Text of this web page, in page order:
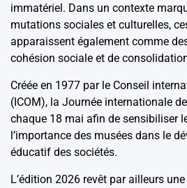
immatériel. Dans un contexte
mutations sociales et culturelles,
apparaissent également comme
cohésion sociale et de
Créée en 1977 par le Conseil
(ICOM), la Journée internationale
chaque 18 mai afin de sensibiliser
l’importance des musées dans le
éducatif des sociétés.
L’édition 2026 revêt par ailleurs